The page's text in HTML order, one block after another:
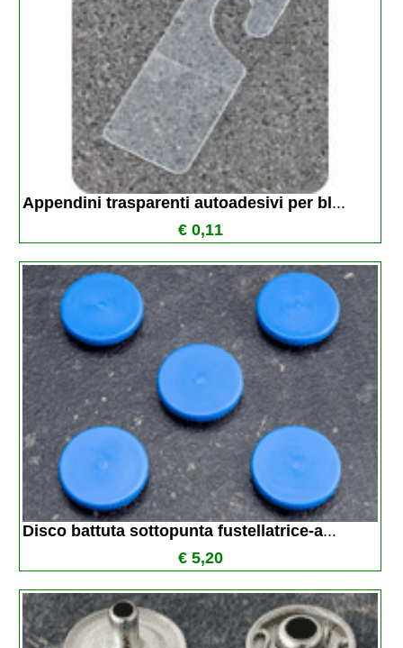
Appendini trasparenti autoadesivi per bl ...
€ 0,11
Disco battuta sottopunta fustellatrice-a...
€ 5,20